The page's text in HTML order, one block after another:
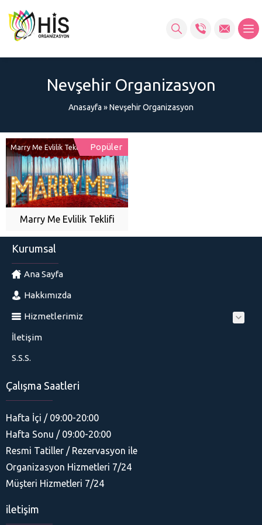
Nevşehir Organizasyon
Anasayfa »Nevşehir Organizasyon
Marry Me Evlilik Teklifi Popüler
Marry Me Evlilik Teklifi
Kurumsal
Ana Sayfa
Hakkımızda
Hizmetlerimiz
İletişim
S.S.S.
Çalışma Saatleri
Hafta İçi / 09:00-20:00
Hafta Sonu / 09:00-20:00
Resmi Tatiller / Rezervasyon ile
Organizasyon Hizmetleri 7/24
Müşteri Hizmetleri 7/24
iletişim
His Organizasyon